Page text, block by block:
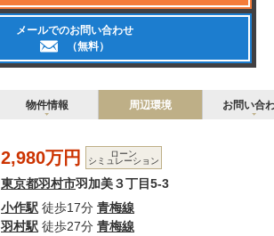
メールでのお問い合わせ
（無料）
物件情報 周辺環境 お問い合
2,980万円 ローン
シミュレーション
東京都羽村市羽加美３丁目5-3
小作駅 徒歩17分 青梅線
羽村駅 徒歩27分 青梅線